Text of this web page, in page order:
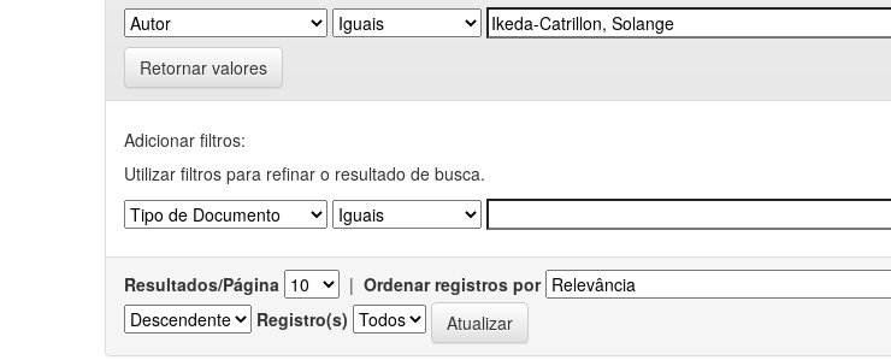
Retornar valores
Adicionar filtros:
Utilizar filtros para refinar o resultado de busca.
Resultados/Página | Ordenar registros por
Registro(s)